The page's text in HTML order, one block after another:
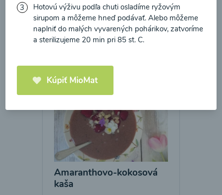
Kaše
Amaranthovo-kokosová
kaša
Hotovú výživu podľa chuti osladíme ryžovým
sirupom a môžeme hneď podávať. Alebo môžeme
naplniť do malých vyvarených pohárikov, zatvoríme
a sterilizujeme 20 min pri 85 st. C.
Kúpiť MioMat